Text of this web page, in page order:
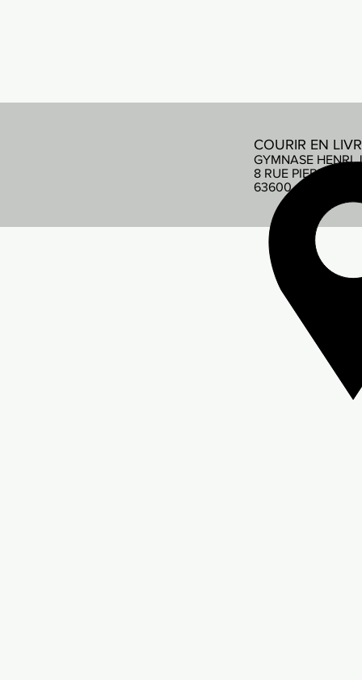
COURIR EN
GYMNASE HENRI
8 RUE PIERRE DE
63600 AMBERT